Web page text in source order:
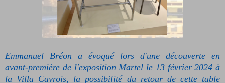
Emmanuel Bréon a évoqué lors d'une découverte en
avant-première de l'exposition Martel le 13 février 2024 à
la Villa Cavrois, la possibilité du retour de cette table